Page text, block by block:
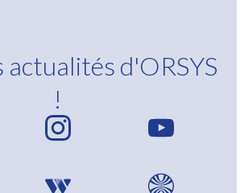
actualités d'ORSYS
!